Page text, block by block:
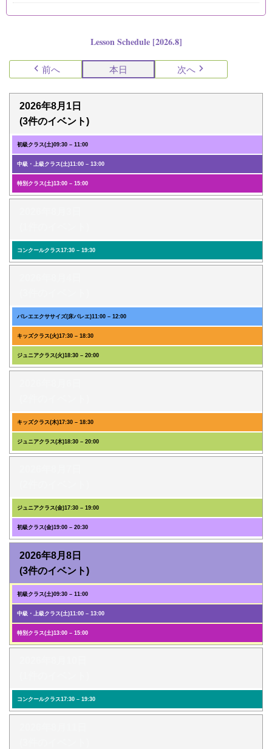
Lesson Schedule [2026.8]
前へ 本日 次へ
2026年8月1日
(3件のイベント)
初級クラス(土)09:30 – 11:00
中級・上級クラス(土)11:00 – 13:00
特別クラス(土)13:00 – 15:00
コンクールクラス17:30 – 19:30
バレエエクササイズ(床バレエ)11:00 – 12:00
キッズクラス(火)17:30 – 18:30
ジュニアクラス(火)18:30 – 20:00
キッズクラス(木)17:30 – 18:30
ジュニアクラス(木)18:30 – 20:00
ジュニアクラス(金)17:30 – 19:00
初級クラス(金)19:00 – 20:30
2026年8月8日
(3件のイベント)
初級クラス(土)09:30 – 11:00
中級・上級クラス(土)11:00 – 13:00
特別クラス(土)13:00 – 15:00
コンクールクラス17:30 – 19:30